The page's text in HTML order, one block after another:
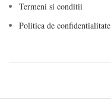
Termeni si conditii
Politica de confidentialitate